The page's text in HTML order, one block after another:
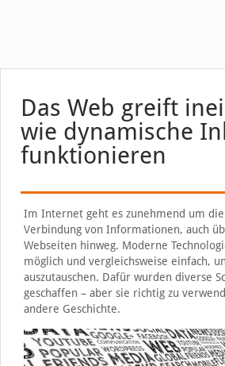
Das Web greift
wie dynamische
funktionieren
Im Internet geht es zunehmend um
Verbindung von Informationen, auch
Webseiten hinweg. Moderne
möglich und vergleichsweise einfach,
auszutauschen. Dafür wurden diverse
geschaffen – aber sie richtig zu
andere Geschichte.